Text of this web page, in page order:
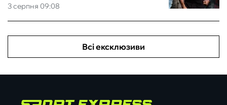
3 серпня 09:08
Всі ексклюзиви